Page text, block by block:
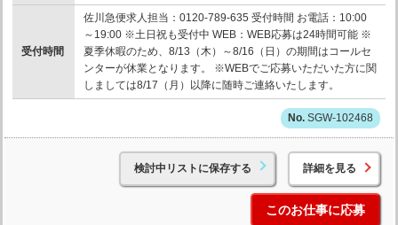
受付時間
佐川急便求人担当：0120-789-635 受付時間 お電話：10:00
～19:00 ※土日祝も受付中 WEB：WEB応募は24時間可能 ※
夏季休暇のため、8/13（木）～8/16（日）の期間はコールセ
ンターが休業となります。 ※WEBでご応募いただいた方に関
しましては8/17（月）以降に随時ご連絡いたします。
SGW-102468
検討中リストに保存する 詳細を見る
このお仕事に応募